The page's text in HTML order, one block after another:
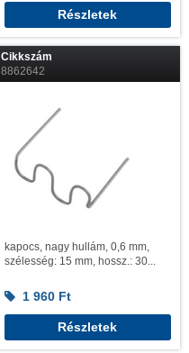
Részletek
Cikkszám
8862642
kapocs, nagy hullám, 0,6 mm,
szélesség: 15 mm, hossz.: 30...
1 960 Ft
Részletek